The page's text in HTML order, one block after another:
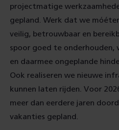
projectmatige
gepland. Werk dat we
veilig, betrouwbaar en
spoor goed te onderhouden,
en daarmee ongeplande
Ook realiseren we nieuwe
kunnen laten rijden. Voor
meer dan eerdere jaren
vakanties gepland.